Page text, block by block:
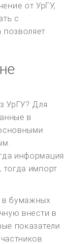
от УрГУ,
с
УрГУ? Для
в
информация
тогда импорт
в бумажных
внести в
показатели